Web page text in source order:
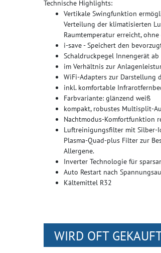
Technische Highlights:
Vertikale Swingfunktion
Verteilung der klimatisierten
Raumtemperatur erreicht,
i-save - Speichert den
Schaldruckpegel Innengerät ab
im Verhältnis zur
WiFi-Adapters zur Darstellung
inkl. komfortable
Farbvariante: glänzend weiß
kompakt, robustes Multisplit-
Nachtmodus-Komfortfunktion
Luftreinigungsfilter mit Silber-
Plasma-Quad-plus Filter zur
Allergene.
Inverter Technologie für
Auto Restart nach
Kältemittel R32
WIRD OFT